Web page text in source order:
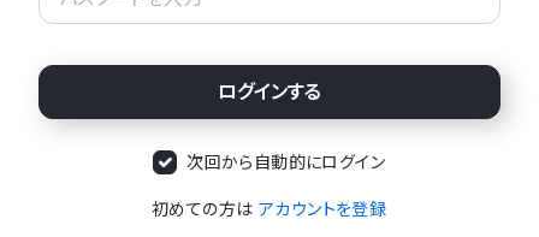
次回から自動的にログイン
初めての方は アカウントを登録